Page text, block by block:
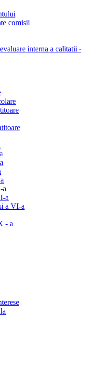
comisii
interna a calitatii -
a
a
a VI-a
- a